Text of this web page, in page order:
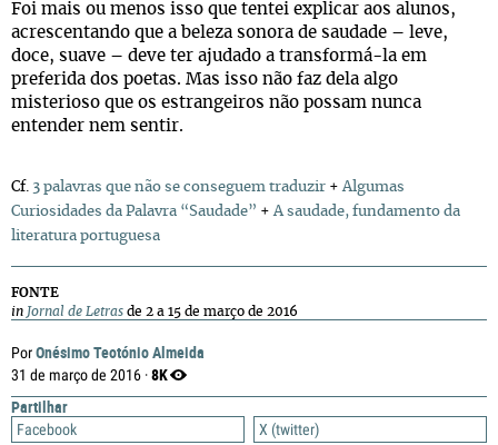
PorOnésimo Teotónio Almeida
31 de março de 2016 ·8K
Partilhar
Facebook
X (twitter)
Foi mais ou menos isso que tentei explicar aos alunos,
acrescentando que a beleza sonora de saudade – leve,
doce, suave – deve ter ajudado a transformá-la em
preferida dos poetas. Mas isso não faz dela algo
misterioso que os estrangeiros não possam nunca
entender nem sentir.
Cf. 3 palavras que não se conseguem traduzir +Algumas
Curiosidades da Palavra “Saudade” +A saudade, fundamento da
literatura portuguesa
FONTE
in Jornal de Letras de 2 a 15 de março de 2016